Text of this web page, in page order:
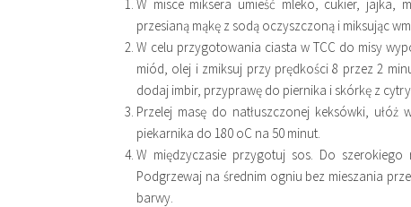
W misce miksera umieść mleko, cukier, jajka,
przesianą mąkę z sodą oczyszczoną i miksując
W celu przygotowania ciasta w TCC do misy
miód, olej i zmiksuj przy prędkości 8 przez 2
dodaj imbir, przyprawę do piernika i skórkę z
Przelej masę do natłuszczonej keksówki,
piekarnika do 180 oC na 50 minut.
W międzyczasie przygotuj sos. Do
Podgrzewaj na średnim ogniu bez mieszania
barwy.